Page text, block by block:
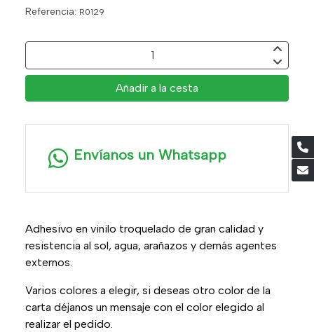
Referencia: R0129
Añadir a la cesta
Envíanos un Whatsapp
Adhesivo en vinilo troquelado de gran calidad y
resistencia al sol, agua, arañazos y demás agentes
externos.
Varios colores a elegir, si deseas otro color de la
carta déjanos un mensaje con el color elegido al
realizar el pedido.